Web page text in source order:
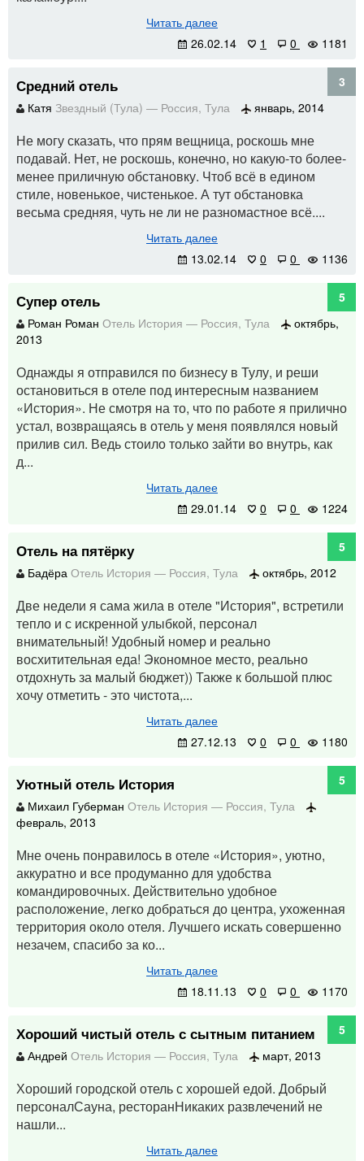
Читать далее
26.02.14
1 0 1181
Средний отель
3
Катя Звездный (Тула) — Россия, Тула январь, 2014
Не могу сказать, что прям вещница, роскошь мне
подавай. Нет, не роскошь, конечно, но какую-то более-
менее приличную обстановку. Чтоб всё в едином
стиле, новенькое, чистенькое. А тут обстановка
весьма средняя, чуть не ли не разномастное всё....
Читать далее
13.02.14
0 0 1136
Супер отель
5
Роман Роман Отель История — Россия, Тула
октябрь,
2013
Однажды я отправился по бизнесу в Тулу, и реши
остановиться в отеле под интересным названием
«История». Не смотря на то, что по работе я прилично
устал, возвращаясь в отель у меня появлялся новый
прилив сил. Ведь стоило только зайти во внутрь, как
д...
Читать далее
29.01.14
0 0 1224
Отель на пятёрку
5
Бадёра Отель История — Россия, Тула октябрь, 2012
Две недели я сама жила в отеле "История", встретили
тепло и с искренной улыбкой, персонал
внимательный! Удобный номер и реально
восхитительная еда! Экономное место, реально
отдохнуть за малый бюджет)) Также к большой плюс
хочу отметить - это чистота,...
Читать далее
27.12.13
0 0 1180
Уютный отель История
5
Михаил Губерман Отель История — Россия, Тула
февраль, 2013
Мне очень понравилось в отеле «История», уютно,
аккуратно и все продуманно для удобства
командировочных. Действительно удобное
расположение, легко добраться до центра, ухоженная
территория около отеля. Лучшего искать совершенно
незачем, спасибо за ко...
Читать далее
18.11.13
0 0 1170
Хороший чистый отель с сытным питанием
5
Андрей Отель История — Россия, Тула март, 2013
Хороший городской отель с хорошей едой. Добрый
персоналСауна, ресторанНикаких развлечений не
нашли...
Читать далее